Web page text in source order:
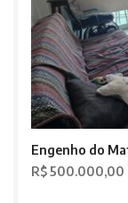
Engenho do
R$ 500.000,00